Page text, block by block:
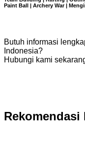
Paint Ball | Archery War |
Butuh informasi
Indonesia?
Hubungi kami
Rekomendasi